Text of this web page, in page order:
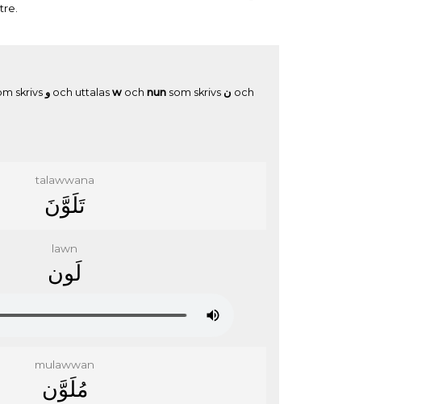
skrivs ﻭ och uttalas w och nun som skrivs ﻥ och
talawwana
ﺗَﻠَﻮَّﻥَ
lawn
ﻟَﻮﻥ
mulawwan
ﻣُﻠَﻮَّﻥ